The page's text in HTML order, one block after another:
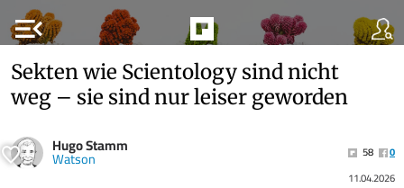
menu_open
Sekten wie Scientology sind nicht
weg – sie sind nur leiser geworden
Hugo Stamm
Watson 58
0
11.04.2026